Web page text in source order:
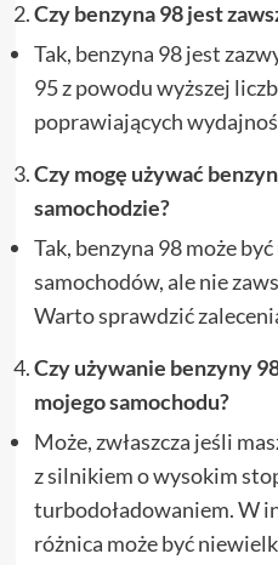
Czy benzyna 98 jest
Tak, benzyna 98 jest
95 z powodu wyższej
poprawiających
Czy mogę używać
samochodzie?
Tak, benzyna 98 może
samochodów, ale nie
Warto sprawdzić
Czy używanie benzyny
mojego samochodu?
Może, zwłaszcza jeśli
z silnikiem o wysokim
turbodoładowaniem. W
różnica może być